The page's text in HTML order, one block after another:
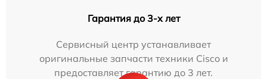
Гарантия до 3-х лет
Сервисный центр устанавливает
оригинальные запчасти техники Cisco и
предоставляет гарантию до 3 лет.